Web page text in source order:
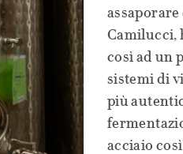
Camilucci,
così ad un
sistemi di
più
acciaio